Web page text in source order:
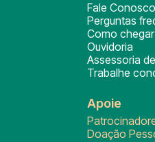
Fale Conosco
Perguntas
Como chegar
Ouvidoria
Assessoria
Trabalhe
Apoie
Doação